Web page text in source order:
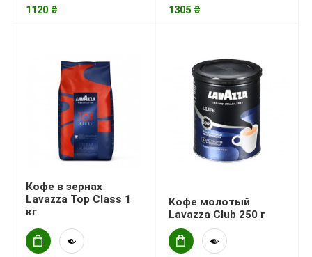
1120 ₴ 1305 ₴
Кофе в зернах
Lavazza Top Class 1
кг
Кофе молотый
Lavazza Club 250 г